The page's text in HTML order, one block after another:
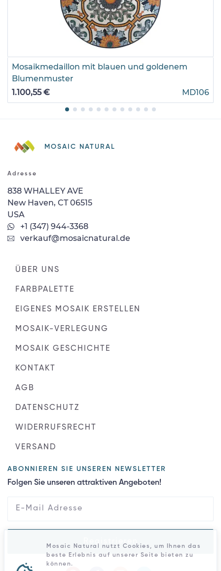
Mosaikmedaillon mit blauen und goldenem
Blumenmuster
1.100,55 €
MD106
MOSAIC NATURAL
Adresse
838 WHALLEY AVE
New Haven, CT 06515
USA
+1 (347) 944-3368
verkauf@mosaicnatural.de
ÜBER UNS
FARBPALETTE
EIGENES MOSAIK ERSTELLEN
MOSAIK-VERLEGUNG
MOSAIK GESCHICHTE
KONTAKT
AGB
DATENSCHUTZ
WIDERRUFSRECHT
VERSAND
ABONNIEREN SIE UNSEREN NEWSLETTER
Folgen Sie unseren attraktiven Angeboten!
Mosaic Natural nutzt Cookies, um Ihnen das
beste Erlebnis auf unserer Seite bieten zu
können.